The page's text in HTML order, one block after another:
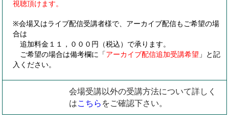
視聴頂けます。
※会場又はライブ配信受講者様で、アーカイブ配信もご希望の場
合は
追加料金１１，０００円（税込）で承ります。
ご希望の場合は備考欄に「アーカイブ配信追加受講希望 」と記
入ください。
会場受講以外の受講方法について詳しく
はこちらをご確認下さい。